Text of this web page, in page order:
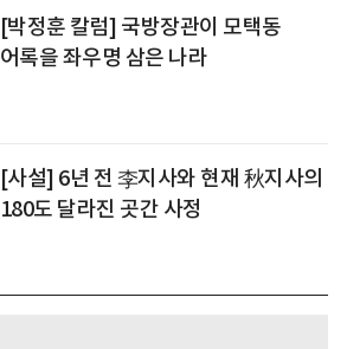
[박정훈 칼럼] 국방장관이 모택동
어록을 좌우명 삼은 나라
[사설] 6년 전 李지사와 현재 秋지사의
180도 달라진 곳간 사정